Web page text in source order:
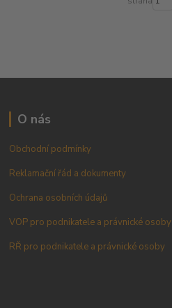
O nás
Obchodní podmínky
Reklamační řád a dokumenty
Ochrana osobních údajů
VOP pro podnikatele a právnické osoby
RŘ pro podnikatele a právnické osoby